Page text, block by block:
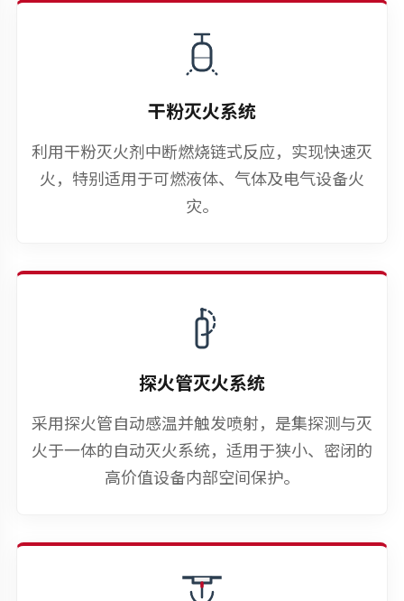
干粉灭火系统
利用干粉灭火剂中断燃烧链式反应，实现快速灭
火，特别适用于可燃液体、气体及电气设备火
灾。
探火管灭火系统
采用探火管自动感温并触发喷射，是集探测与灭
火于一体的自动灭火系统，适用于狭小、密闭的
高价值设备内部空间保护。